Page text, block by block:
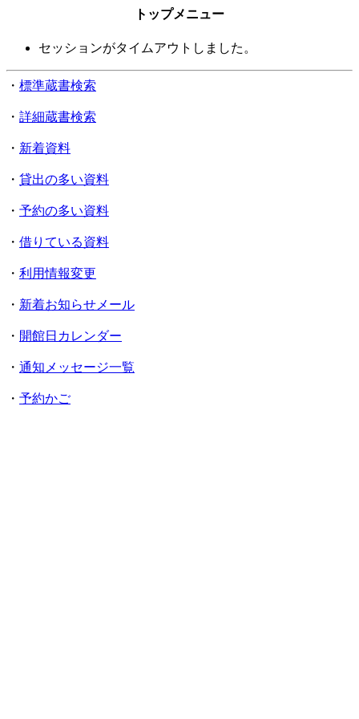
トップメニュー
セッションがタイムアウトしました。
・ 標準蔵書検索
・ 詳細蔵書検索
・ 新着資料
・ 貸出の多い資料
・ 予約の多い資料
・ 借りている資料
・ 利用情報変更
・ 新着お知らせメール
・ 開館日カレンダー
・ 通知メッセージ一覧
・ 予約かご